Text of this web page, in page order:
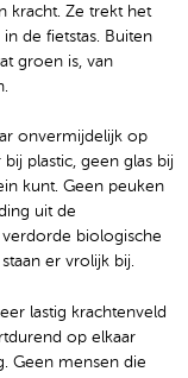
kracht. Ze trekt het
de fietstas. Buiten
groen is, van
onvermijdelijk op
plastic, geen glas bij
kunt. Geen peuken
uit de
verdorde biologische
er vrolijk bij.
lastig krachtenveld
op elkaar
Geen mensen die